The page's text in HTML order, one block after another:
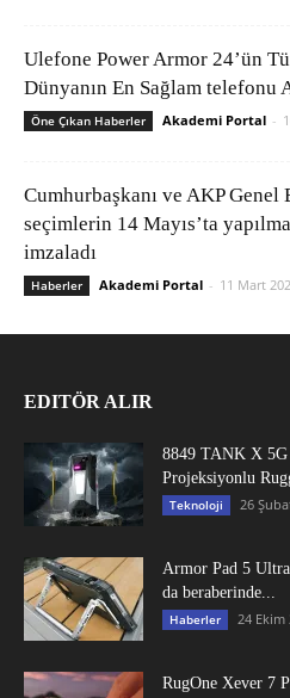
Ulefone Power Armor 24’ün
Dünyanın En Sağlam telefonu
Öne Çıkan Haberler Akademi Portal -
Cumhurbaşkanı ve AKP Genel
seçimlerin 14 Mayıs’ta
imzaladı
Haberler Akademi Portal - 11 Mart
EDITÖR ALIR
8849 TANK X 5G
Projeksiyonlu
Teknoloji 26
Armor Pad 5
da beraberinde...
Haberler 24 Ekim
RugOne Xever 7